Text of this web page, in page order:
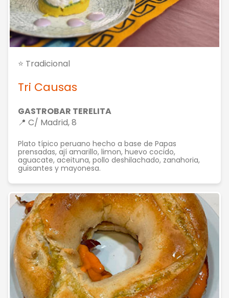
⭐ Tradicional
Tri Causas
GASTROBAR TERELITA
📍 C/ Madrid, 8
Plato típico peruano hecho a base de Papas
prensadas, ají amarillo, limon, huevo cocido,
aguacate, aceituna, pollo deshilachado, zanahoria,
guisantes y mayonesa.